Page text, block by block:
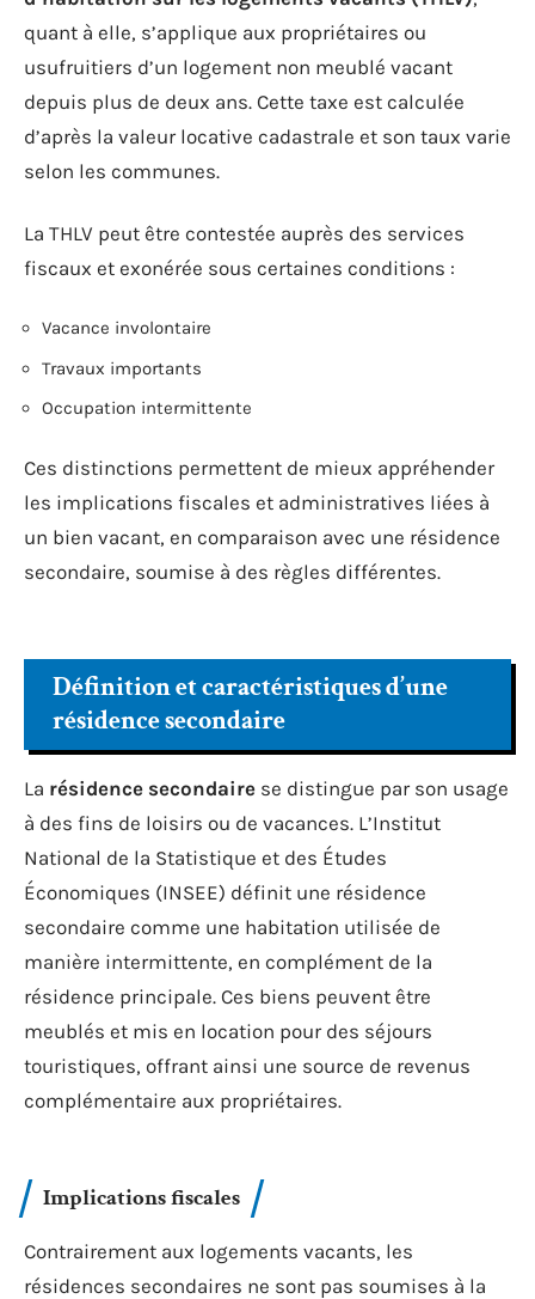
quant à elle, s’applique aux propriétaires ou
usufruitiers d’un logement non meublé vacant
depuis plus de deux ans. Cette taxe est calculée
d’après la valeur locative cadastrale et son taux varie
selon les communes.
La THLV peut être contestée auprès des services
fiscaux et exonérée sous certaines conditions :
Vacance involontaire
Travaux importants
Occupation intermittente
Ces distinctions permettent de mieux appréhender
les implications fiscales et administratives liées à
un bien vacant, en comparaison avec une résidence
secondaire, soumise à des règles différentes.
Définition et caractéristiques d’une
résidence secondaire
La résidence secondaire se distingue par son usage
à des fins de loisirs ou de vacances. L’Institut
National de la Statistique et des Études
Économiques (INSEE) définit une résidence
secondaire comme une habitation utilisée de
manière intermittente, en complément de la
résidence principale. Ces biens peuvent être
meublés et mis en location pour des séjours
touristiques, offrant ainsi une source de revenus
complémentaire aux propriétaires.
Implications fiscales
Contrairement aux logements vacants, les
résidences secondaires ne sont pas soumises à la